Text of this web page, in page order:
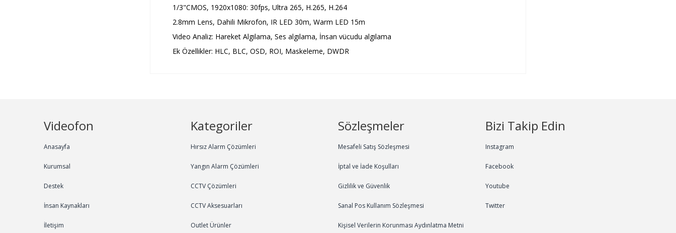
1/3"CMOS, 1920x1080: 30fps, Ultra 265, H.265, H.264
2.8mm Lens, Dahili Mikrofon, IR LED 30m, Warm LED 15m
Video Analiz: Hareket Algılama, Ses algılama, İnsan vücudu algılama
Ek Özellikler: HLC, BLC, OSD, ROI, Maskeleme, DWDR
Videofon
Anasayfa
Kurumsal
Destek
İnsan Kaynakları
İletişim
Kategoriler
Hırsız Alarm Çözümleri
Yangın Alarm Çözümleri
CCTV Çözümleri
CCTV Aksesuarları
Outlet Ürünler
Bizi Takip Edin
Instagram
Facebook
Youtube
Twitter
Sözleşmeler
Mesafeli Satış Sözleşmesi
İptal ve İade Koşulları
Gizlilik ve Güvenlik
Sanal Pos Kullanım Sözleşmesi
Kişisel Verilerin Korunması Aydınlatma Metni